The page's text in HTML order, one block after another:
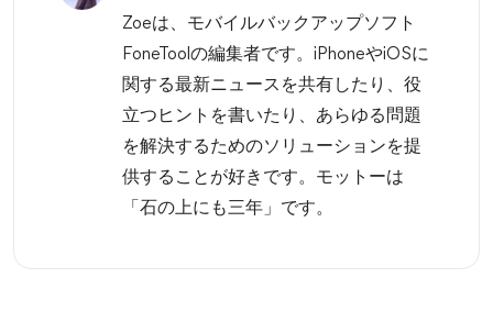
Zoeは、モバイルバックアップソフト
FoneToolの編集者です。iPhoneやiOSに
関する最新ニュースを共有したり、役
立つヒントを書いたり、あらゆる問題
を解決するためのソリューションを提
供することが好きです。モットーは
「石の上にも三年」です。